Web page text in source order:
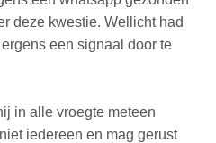
deze kwestie. Wellicht had
een signaal door te
in alle vroegte meteen
iedereen en mag gerust